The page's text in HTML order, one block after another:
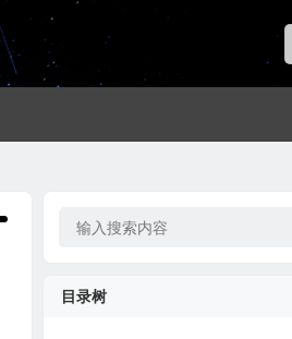
目录树